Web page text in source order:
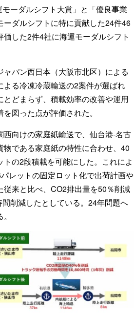
ーダルシフト大賞」と「優良事業
ダルシフトに特に貢献した24件46
した2件4社に海運モーダルシフト
パン西日本（大阪市北区）による
る冷凍冷蔵輸送の2案件が選ばれ
どまらず、積載効率の改善や運用
図った点が評価された。
向けの家庭紙輸送で、仙台港-名古
である家庭紙の特性に合わせ、40
の2段積載を可能にした。これによ
レットの固定ロット化で出荷計画や
来と比べ、CO2排出量を50％削減
削減したとしている。24年問題へ